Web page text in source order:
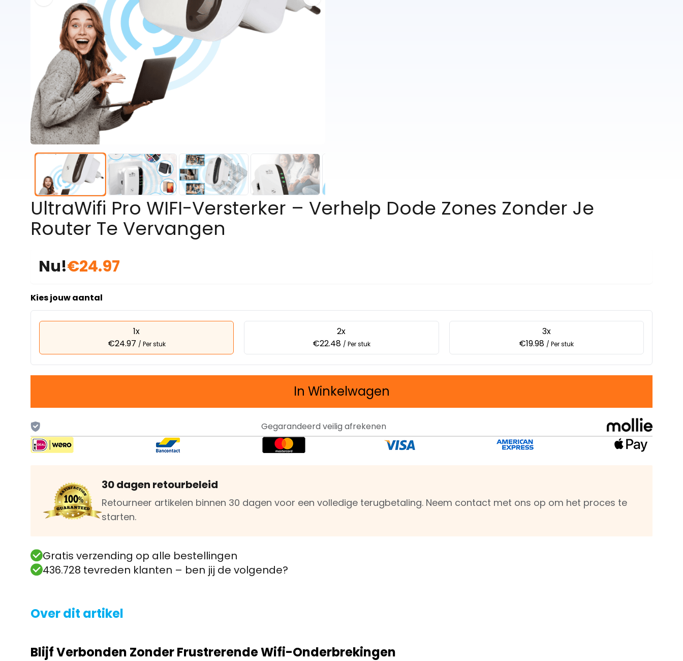
UltraWifi Pro WIFI-Versterker – Verhelp Dode Zones Zonder Je
Router Te Vervangen
Nu!€24.97
Kies jouw aantal
1x
€24.97 / Per stuk
2x
€22.48 / Per stuk
3x
€19.98 / Per stuk
In Winkelwagen
Gegarandeerd veilig afrekenen
30 dagen retourbeleid
Retourneer artikelen binnen 30 dagen voor een volledige terugbetaling. Neem contact met ons op om het proces te
starten.
Gratis verzending op alle bestellingen
436.728 tevreden klanten – ben jij de volgende?
Over dit artikel
Blijf Verbonden Zonder Frustrerende Wifi-Onderbrekingen